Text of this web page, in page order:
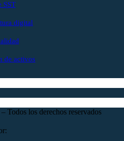
SST
digital
de activos
Todos los derechos reservados